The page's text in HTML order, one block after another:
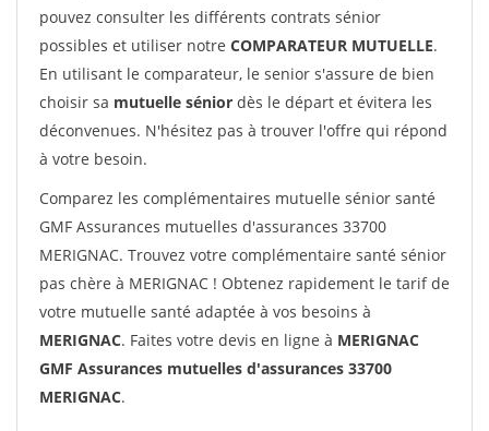
pouvez consulter les différents contrats sénior
possibles et utiliser notre COMPARATEUR MUTUELLE.
En utilisant le comparateur, le senior s'assure de bien
choisir sa mutuelle sénior dès le départ et évitera les
déconvenues. N'hésitez pas à trouver l'offre qui répond
à votre besoin.
Comparez les complémentaires mutuelle sénior santé
GMF Assurances mutuelles d'assurances 33700
MERIGNAC. Trouvez votre complémentaire santé sénior
pas chère à MERIGNAC ! Obtenez rapidement le tarif de
votre mutuelle santé adaptée à vos besoins à
MERIGNAC. Faites votre devis en ligne à MERIGNAC
GMF Assurances mutuelles d'assurances 33700
MERIGNAC.